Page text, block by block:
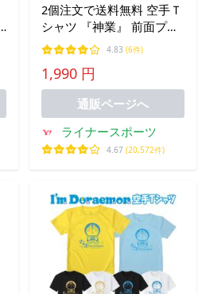
2個注文で送料無料 空手Ｔ
シャツ 『神業』 前面プリ
ント ライナースポーツオ
リジナル 130 140 150 S M
L LL 3L
4.83 (6件)
1,990 円
通販ページへ
ライナースポーツ
4.67 (20,572件)